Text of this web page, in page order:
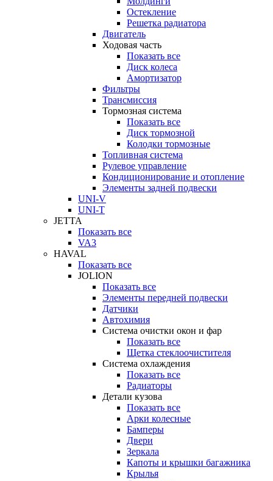
Остекление
Решетка радиатора
Двигатель
Ходовая часть
Показать все
Диск колеса
Амортизатор
Фильтры
Трансмиссия
Тормозная система
Показать все
Диск тормозной
Колодки тормозные
Топливная система
Рулевое управление
Кондиционирование и отопление
Элементы задней подвески
UNI-V
UNI-T
JETTA
Показать все
VA3
HAVAL
Показать все
JOLION
Показать все
Элементы передней подвески
Датчики
Автохимия
Система очистки окон и фар
Показать все
Щетка стеклоочистителя
Система охлаждения
Показать все
Радиаторы
Детали кузова
Показать все
Арки колесные
Бамперы
Двери
Зеркала
Капоты и крышки багажника
Крылья